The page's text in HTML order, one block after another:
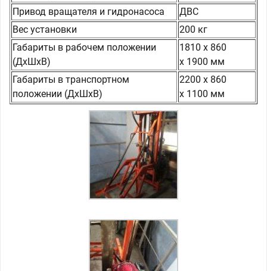
Привод вращателя и гидронасоса
ДВС
Вес установки
200 кг
Габариты в рабочем положении
(ДхШхВ)
1810 х 860
х 1900 мм
Габариты в транспортном
положении (ДхШхВ)
2200 х 860
х 1100 мм